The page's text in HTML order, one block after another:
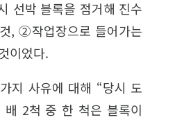
선박 블록을 점거해 진수
, ②작업장으로 들어가는
이었다.
지 사유에 대해 “당시 도
배 2척 중 한 척은 블록이